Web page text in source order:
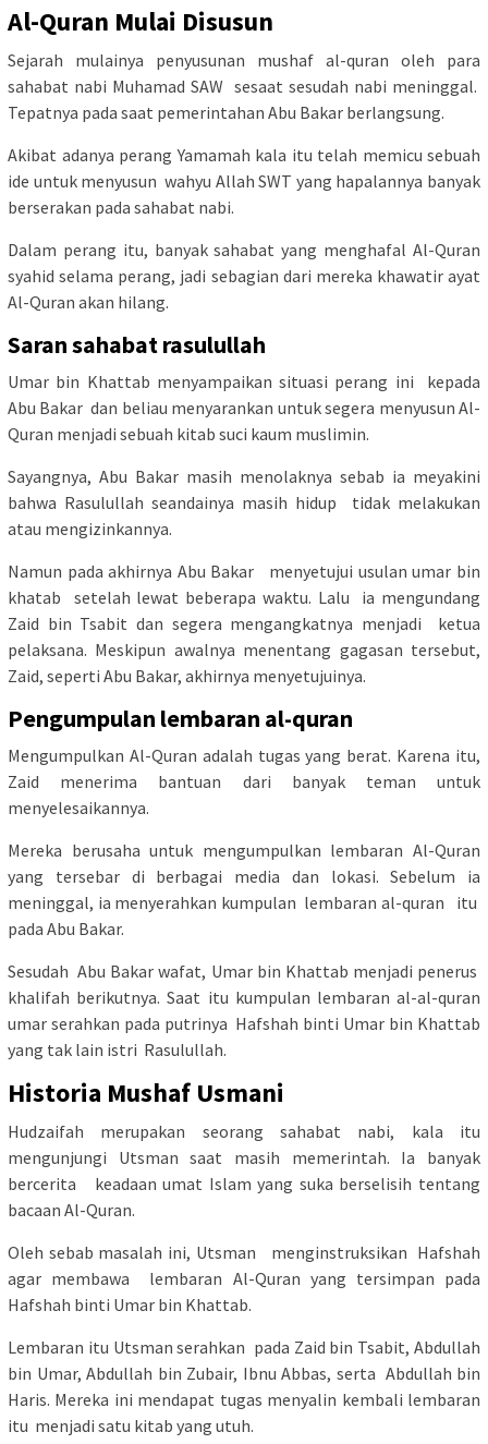
Al-Quran Mulai Disusun
Sejarah mulainya penyusunan mushaf al-quran oleh para
sahabat nabi Muhamad SAW sesaat sesudah nabi meninggal.
Tepatnya pada saat pemerintahan Abu Bakar berlangsung.
Akibat adanya perang Yamamah kala itu telah memicu sebuah
ide untuk menyusun wahyu Allah SWT yang hapalannya banyak
berserakan pada sahabat nabi.
Dalam perang itu, banyak sahabat yang menghafal Al-Quran
syahid selama perang, jadi sebagian dari mereka khawatir ayat
Al-Quran akan hilang.
Saran sahabat rasulullah
Umar bin Khattab menyampaikan situasi perang ini kepada
Abu Bakar dan beliau menyarankan untuk segera menyusun Al-
Quran menjadi sebuah kitab suci kaum muslimin.
Sayangnya, Abu Bakar masih menolaknya sebab ia meyakini
bahwa Rasulullah seandainya masih hidup tidak melakukan
atau mengizinkannya.
Namun pada akhirnya Abu Bakar menyetujui usulan umar bin
khatab setelah lewat beberapa waktu. Lalu ia mengundang
Zaid bin Tsabit dan segera mengangkatnya menjadi ketua
pelaksana. Meskipun awalnya menentang gagasan tersebut,
Zaid, seperti Abu Bakar, akhirnya menyetujuinya.
Pengumpulan lembaran al-quran
Mengumpulkan Al-Quran adalah tugas yang berat. Karena itu,
Zaid menerima bantuan dari banyak teman untuk
menyelesaikannya.
Mereka berusaha untuk mengumpulkan lembaran Al-Quran
yang tersebar di berbagai media dan lokasi. Sebelum ia
meninggal, ia menyerahkan kumpulan lembaran al-quran itu
pada Abu Bakar.
Sesudah Abu Bakar wafat, Umar bin Khattab menjadi penerus
khalifah berikutnya. Saat itu kumpulan lembaran al-al-quran
umar serahkan pada putrinya Hafshah binti Umar bin Khattab
yang tak lain istri Rasulullah.
Historia Mushaf Usmani
Hudzaifah merupakan seorang sahabat nabi, kala itu
mengunjungi Utsman saat masih memerintah. Ia banyak
bercerita keadaan umat Islam yang suka berselisih tentang
bacaan Al-Quran.
Oleh sebab masalah ini, Utsman menginstruksikan Hafshah
agar membawa lembaran Al-Quran yang tersimpan pada
Hafshah binti Umar bin Khattab.
Lembaran itu Utsman serahkan pada Zaid bin Tsabit, Abdullah
bin Umar, Abdullah bin Zubair, Ibnu Abbas, serta Abdullah bin
Haris. Mereka ini mendapat tugas menyalin kembali lembaran
itu menjadi satu kitab yang utuh.